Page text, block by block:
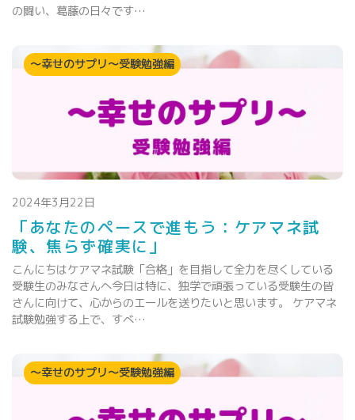
の闘い、葛藤の日々です…
～幸せのサプリ～受験勉強編
2024年3月22日
「あなたのペースで進もう：ケアマネ試
験、焦らず確実に」
こんにちはケアマネ試験「合格」を目指して全力を尽くしている
受験生のみなさんへ今日は特に、独学で頑張っている受験生の皆
さんに向けて、心からのエールを送りたいと思います。 ケアマネ
試験勉強する上で、すべ…
～幸せのサプリ～受験勉強編